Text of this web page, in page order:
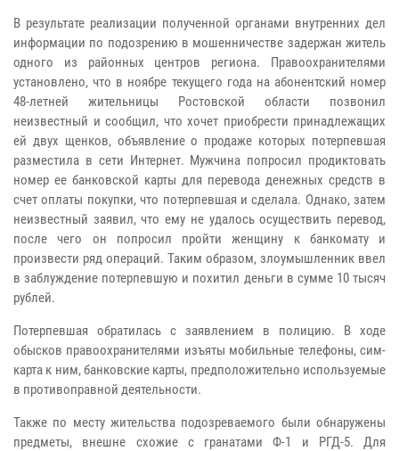
В результате реализации полученной органами внутренних дел
информации по подозрению в мошенничестве задержан житель
одного из районных центров региона. Правоохранителями
установлено, что в ноябре текущего года на абонентский номер
48-летней жительницы Ростовской области позвонил
неизвестный и сообщил, что хочет приобрести принадлежащих
ей двух щенков, объявление о продаже которых потерпевшая
разместила в сети Интернет. Мужчина попросил продиктовать
номер ее банковской карты для перевода денежных средств в
счет оплаты покупки, что потерпевшая и сделала. Однако, затем
неизвестный заявил, что ему не удалось осуществить перевод,
после чего он попросил пройти женщину к банкомату и
произвести ряд операций. Таким образом, злоумышленник ввел
в заблуждение потерпевшую и похитил деньги в сумме 10 тысяч
рублей.
Потерпевшая обратилась с заявлением в полицию. В ходе
обысков правоохранителями изъяты мобильные телефоны, сим-
карта к ним, банковские карты, предположительно используемые
в противоправной деятельности.
Также по месту жительства подозреваемого были обнаружены
предметы, внешне схожие с гранатами Ф-1 и РГД-5. Для